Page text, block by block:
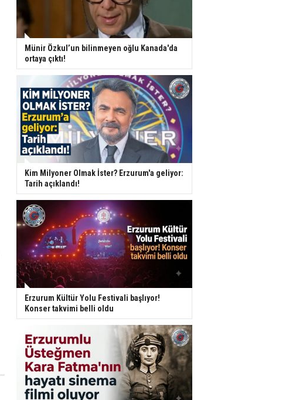
Münir Özkul’un bilinmeyen oğlu Kanada'da
ortaya çıktı!
Kim Milyoner Olmak İster? Erzurum'a geliyor:
Tarih açıklandı!
Erzurum Kültür Yolu Festivali başlıyor!
Konser takvimi belli oldu